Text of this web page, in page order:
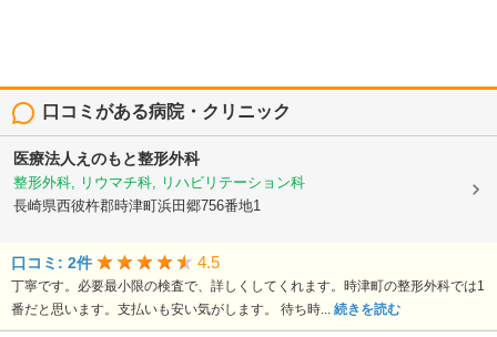
口コミがある病院・クリニック
医療法人えのもと整形外科
整形外科, リウマチ科, リハビリテーション科
長崎県西彼杵郡時津町浜田郷756番地1
口コミ: 2件 4.5
丁寧です。必要最小限の検査で、詳しくしてくれます。時津町の整形外科では1
番だと思います。支払いも安い気がします。 待ち時... 続きを読む